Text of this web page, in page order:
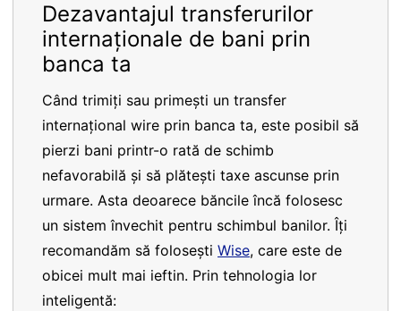
Dezavantajul transferurilor
internaționale de bani prin
banca ta
Când trimiți sau primești un transfer
internațional wire prin banca ta, este posibil să
pierzi bani printr-o rată de schimb
nefavorabilă și să plătești taxe ascunse prin
urmare. Asta deoarece băncile încă folosesc
un sistem învechit pentru schimbul banilor. Îți
recomandăm să folosești Wise, care este de
obicei mult mai ieftin. Prin tehnologia lor
inteligentă: